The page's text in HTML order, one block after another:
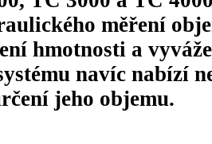
měření
hmotnosti a
navíc nabízí
jeho objemu.